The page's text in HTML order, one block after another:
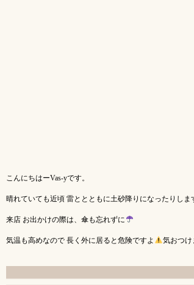
こんにちはーVas-yです。
晴れていても近頃 雷ととともに土砂降りになったりしま
来店 お出かけの際は、傘も忘れずに
気温も高めなので 長く外に居ると危険ですよ 気おつけ